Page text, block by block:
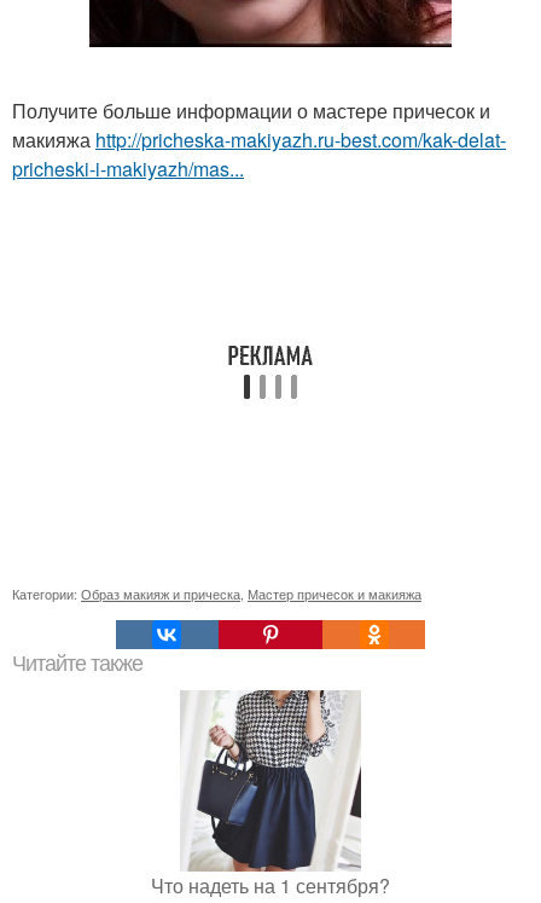
Получите больше информации о мастере причесок и
макияжа http://pricheska-makiyazh.ru-best.com/kak-delat-
pricheski-i-makiyazh/mas...
Категории: Образ макияж и прическа Мастер причесок и макияжа
Читайте также
Что надеть на 1 сентября?